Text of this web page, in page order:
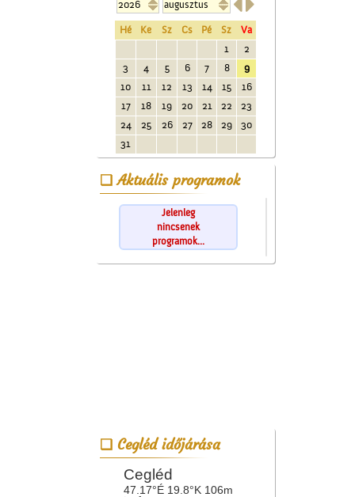
Hé Ke Sz Cs Pé Sz
Va
1
2
3
4 5 6 7 8
9
10
11 12 13 14 15
16
17
18 19 20 21 22
23
24
25 26 27 28 29
30
31
Aktuális programok
Jelenleg
nincsenek
programok...
Cegléd időjárása